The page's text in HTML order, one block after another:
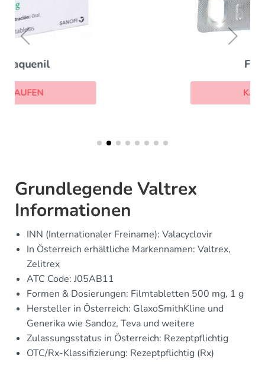
Grundlegende Valtrex
Informationen
INN (Internationaler Freiname): Valacyclovir
In Österreich erhältliche Markennamen: Valtrex,
Zelitrex
ATC Code: J05AB11
Formen & Dosierungen: Filmtabletten 500 mg, 1 g
Hersteller in Österreich: GlaxoSmithKline und
Generika wie Sandoz, Teva und weitere
Zulassungsstatus in Österreich: Rezeptpflichtig
OTC/Rx-Klassifizierung: Rezeptpflichtig (Rx)